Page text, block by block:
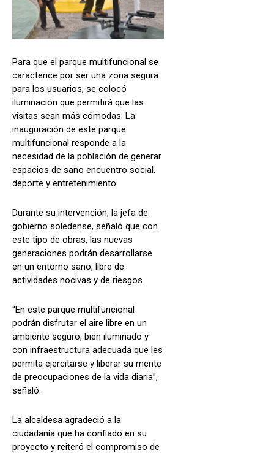
Para que el parque multifuncional se
caracterice por ser una zona segura
para los usuarios, se colocó
iluminación que permitirá que las
visitas sean más cómodas. La
inauguración de este parque
multifuncional responde a la
necesidad de la población de generar
espacios de sano encuentro social,
deporte y entretenimiento.
Durante su intervención, la jefa de
gobierno soledense, señaló que con
este tipo de obras, las nuevas
generaciones podrán desarrollarse
en un entorno sano, libre de
actividades nocivas y de riesgos.
“En este parque multifuncional
podrán disfrutar el aire libre en un
ambiente seguro, bien iluminado y
con infraestructura adecuada que les
permita ejercitarse y liberar su mente
de preocupaciones de la vida diaria”,
señaló.
La alcaldesa agradeció a la
ciudadanía que ha confiado en su
proyecto y reiteró el compromiso de